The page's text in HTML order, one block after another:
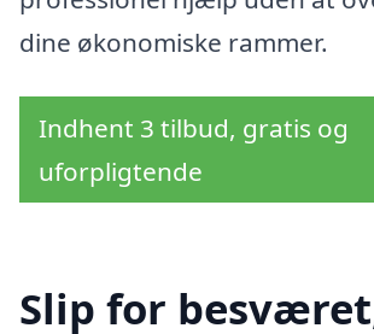
dine økonomiske rammer.
Indhent 3 tilbud, gratis og
uforpligtende
Slip for